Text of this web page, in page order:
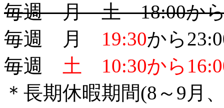
毎週 月 土 18:00から
毎週 月 19:30から
毎週
土 10:30から
＊長期休暇期間(8～9月